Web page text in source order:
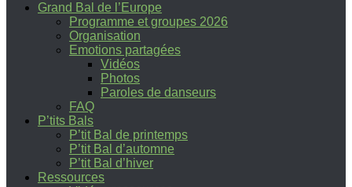
Grand Bal de l’Europe
Programme et groupes 2026
Organisation
Emotions partagées
Vidéos
Photos
Paroles de danseurs
FAQ
P’tits Bals
P’tit Bal de printemps
P’tit Bal d’automne
P’tit Bal d’hiver
Ressources